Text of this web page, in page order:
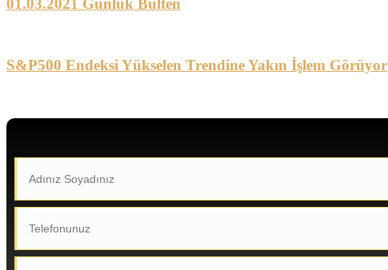
S&P500 Endeksi Yükselen Trendine Yakın İşlem Görüyor